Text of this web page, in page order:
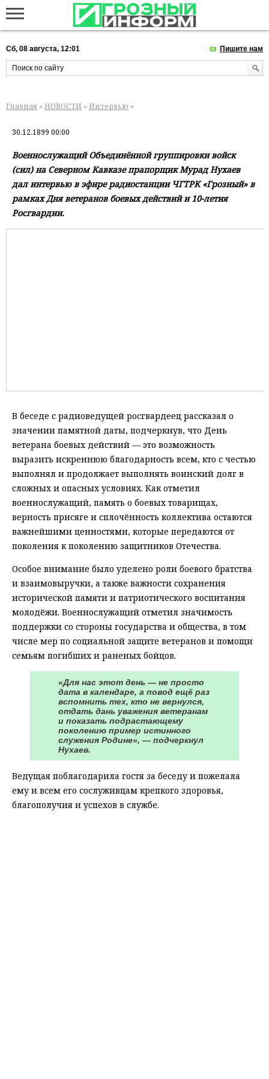
Сб, 08 августа, 12:01 Пишите нам
Главная » НОВОСТИ » Интервью »
30.12.1899 00:00
Военнослужащий Объединённой группировки войск
(сил) на Северном Кавказе прапорщик Мурад Нухаев
дал интервью в эфире радиостанции ЧГТРК «Грозный» в
рамках Дня ветеранов боевых действий и 10-летия
Росгвардии.
В беседе с радиоведущей росгвардеец рассказал о
значении памятной даты, подчеркнув, что День
ветерана боевых действий — это возможность
выразить искреннюю благодарность всем, кто с честью
выполнял и продолжает выполнять воинский долг в
сложных и опасных условиях. Как отметил
военнослужащий, память о боевых товарищах,
верность присяге и сплочённость коллектива остаются
важнейшими ценностями, которые передаются от
поколения к поколению защитников Отечества.
Особое внимание было уделено роли боевого братства
и взаимовыручки, а также важности сохранения
исторической памяти и патриотического воспитания
молодёжи. Военнослужащий отметил значимость
поддержки со стороны государства и общества, в том
числе мер по социальной защите ветеранов и помощи
семьям погибших и раненых бойцов.
«Для нас этот день — не просто
дата в календаре, а повод ещё раз
вспомнить тех, кто не вернулся,
отдать дань уважения ветеранам
и показать подрастающему
поколению пример истинного
служения Родине», — подчеркнул
Нухаев.
Ведущая поблагодарила гостя за беседу и пожелала
ему и всем его сослуживцам крепкого здоровья,
благополучия и успехов в службе.